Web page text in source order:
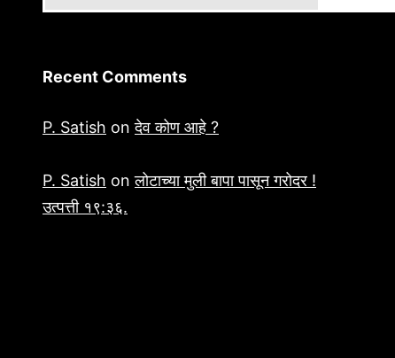
Recent Comments
P. Satish onदेव कोण आहे ?
P. Satish onलोटाच्या मुली बापा पासून गरोदर !
उत्पत्ती १९:३६.